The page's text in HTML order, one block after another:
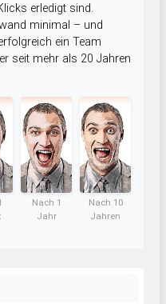
erledigt sind.
minimal – und
ein Team
seit mehr als 20 Jahren
Nach 1
Jahr
Nach 10
Jahren